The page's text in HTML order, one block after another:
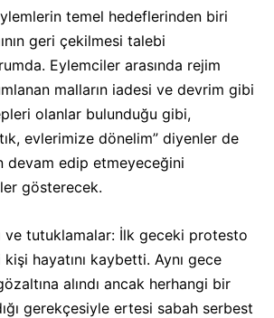
temel hedeflerinden biri
geri çekilmesi talebi
Eylemciler arasında rejim
malların iadesi ve devrim gibi
olanlar bulunduğu gibi,
evlerimize dönelim” diyenler de
devam edip etmeyeceğini
gösterecek.
ve tutuklamalar: İlk geceki protesto
hayatını kaybetti. Aynı gece
alındı ancak herhangi bir
gerekçesiyle ertesi sabah serbest